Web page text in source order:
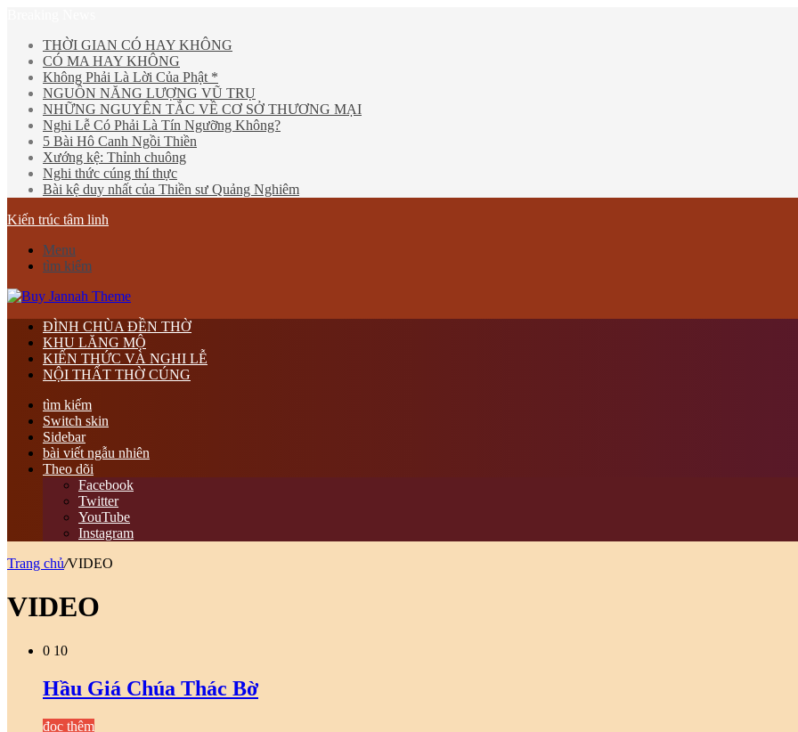
THỜI GIAN CÓ HAY KHÔNG
CÓ MA HAY KHÔNG
Không Phải Là Lời Của Phật *
NGUỒN NĂNG LƯỢNG VŨ TRỤ
NHỮNG NGUYÊN TẮC VỀ CƠ SỞ THƯƠNG MẠI
Nghi Lễ Có Phải Là Tín Ngưỡng Không?
5 Bài Hô Canh Ngồi Thiền
Xướng kệ: Thỉnh chuông
Nghi thức cúng thí thực
Bài kệ duy nhất của Thiền sư Quảng Nghiêm
Kiến trúc tâm linh
Menu
tìm kiếm
ĐÌNH CHÙA ĐỀN THỜ
KHU LĂNG MỘ
KIẾN THỨC VÀ NGHI LỄ
NỘI THẤT THỜ CÚNG
tìm kiếm
Switch skin
Sidebar
bài viết ngẫu nhiên
Theo dõi
Facebook
Twitter
YouTube
Instagram
Trang chủ/VIDEO
VIDEO
0 10
Hầu Giá Chúa Thác Bờ
đọc thêm